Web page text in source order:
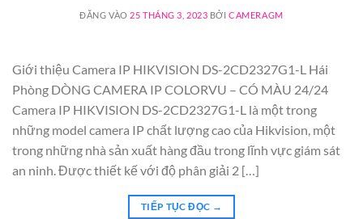
ĐĂNG VÀO 25 THÁNG 3, 2023 BỞICAMERAGM
Giới thiệu Camera IP HIKVISION DS-2CD2327G1-L Hái
Phòng DÒNG CAMERA IP COLORVU – CÓ MÀU 24/24
Camera IP HIKVISION DS-2CD2327G1-L là một trong
những model camera IP chất lượng cao của Hikvision, một
trong những nhà sản xuất hàng đầu trong lĩnh vực giám sát
an ninh. Được thiết kế với độ phân giải 2 […]
TIẾP TỤC ĐỌC →